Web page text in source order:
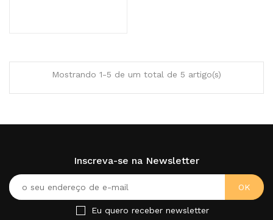
Mostrando 1-5 de um total de 5 artigo(s)
Inscreva-se na Newsletter
Eu quero receber newsletter